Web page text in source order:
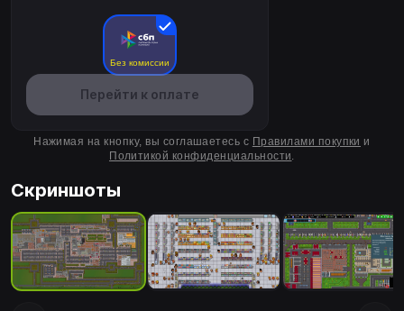
Без комиссии
Перейти к оплате
Нажимая на кнопку, вы соглашаетесь с Правилами покупки и
Политикой конфиденциальности.
Скриншоты